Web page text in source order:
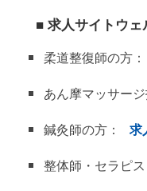
■ 求人サイトウ
柔道整復師の方：
あん摩マッサー
鍼灸師の方：
求
整体師・セラピス